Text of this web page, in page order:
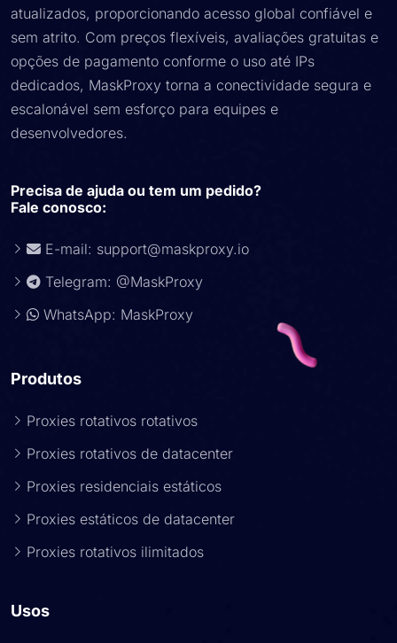
atualizados, proporcionando acesso global confiável e
sem atrito. Com preços flexíveis, avaliações gratuitas e
opções de pagamento conforme o uso até IPs
dedicados, MaskProxy torna a conectividade segura e
escalonável sem esforço para equipes e
desenvolvedores.
Precisa de ajuda ou tem um pedido?
Fale conosco:
E-mail: support@maskproxy.io
Telegram: @MaskProxy
WhatsApp: MaskProxy
Produtos
Proxies rotativos rotativos
Proxies rotativos de datacenter
Proxies residenciais estáticos
Proxies estáticos de datacenter
Proxies rotativos ilimitados
Usos